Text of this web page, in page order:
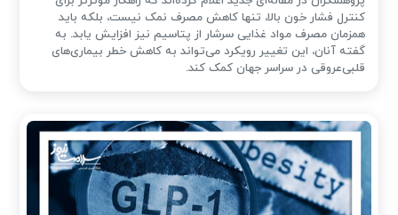
کنترل فشار خون بالا، تنها کاهش مصرف نمک نیست، بلکه باید
همزمان مصرف مواد غذایی سرشار از پتاسیم نیز افزایش یابد. به
گفته آنان، این تغییر رویکرد می‌تواند به کاهش خطر بیماری‌های
قلبی‌عروقی در سراسر جهان کمک کند.